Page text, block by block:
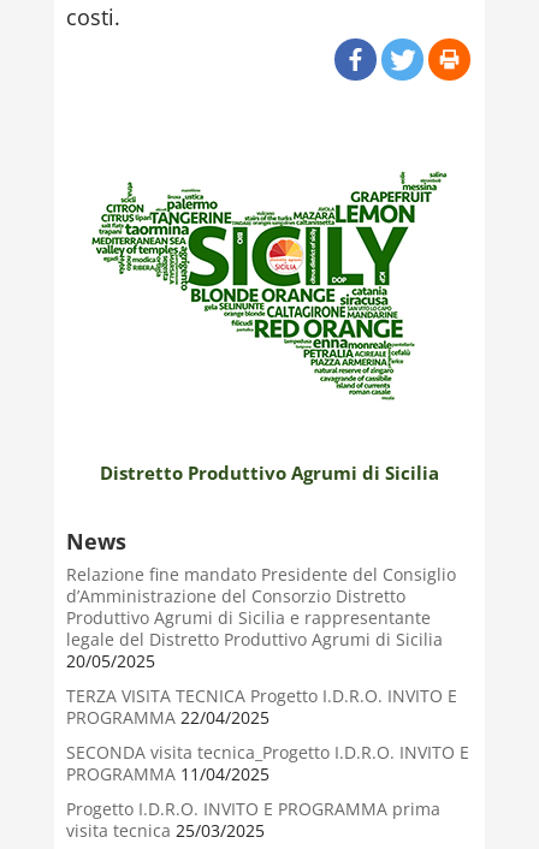
costi.
Distretto Produttivo Agrumi di Sicilia
News
Relazione fine mandato Presidente del Consiglio
d’Amministrazione del Consorzio Distretto
Produttivo Agrumi di Sicilia e rappresentante
legale del Distretto Produttivo Agrumi di Sicilia
20/05/2025
TERZA VISITA TECNICA Progetto I.D.R.O. INVITO E
PROGRAMMA22/04/2025
SECONDA visita tecnica_Progetto I.D.R.O. INVITO E
PROGRAMMA11/04/2025
Progetto I.D.R.O. INVITO E PROGRAMMA prima
visita tecnica 25/03/2025